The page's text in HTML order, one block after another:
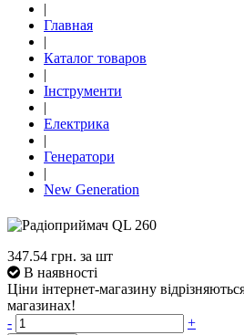
|
Главная
|
Каталог товаров
|
Інструменти
|
Електрика
|
Генератори
|
New Generation
347.54 грн. за шт
В наявності
Ціни інтернет-магазину
магазинах!
-
+